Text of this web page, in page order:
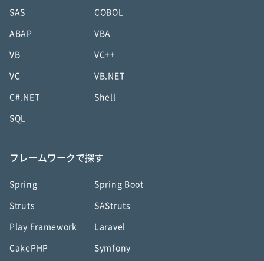
SAS COBOL
ABAP VBA
VB VC++
VC VB.NET
C#.NET Shell
SQL
フレームワークで探す
Spring Spring Boot
Struts SAStruts
Play Framework Laravel
CakePHP Symfony